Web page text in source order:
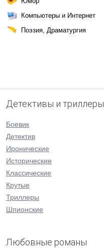
Компьютеры и Интернет
Поэзия, Драматургия
Детективы и триллеры
Боевик
Детектив
Иронические
Исторические
Классические
Крутые
Триллеры
Шпионские
Любовные романы